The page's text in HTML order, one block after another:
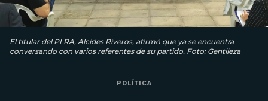
El titular del PLRA, Alcides Riveros, afirmó que ya se encuentra
conversando con varios referentes de su partido. Foto: Gentileza
POLÍTICA